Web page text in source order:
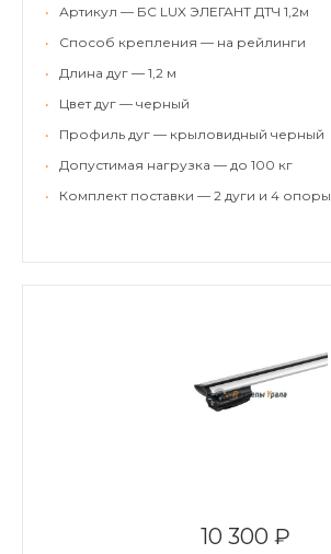
•
Артикул — БС LUX ЭЛЕГАНТ ДТЧ 1,2м
•
Способ крепления — на рейлинги
•
Длина дуг — 1,2 м
•
Цвет дуг — черный
•
Профиль дуг — крыловидный черный
•
Допустимая нагрузка — до 100 кг
•
Комплект поставки — 2 дуги и 4 опоры
10 300 ₽